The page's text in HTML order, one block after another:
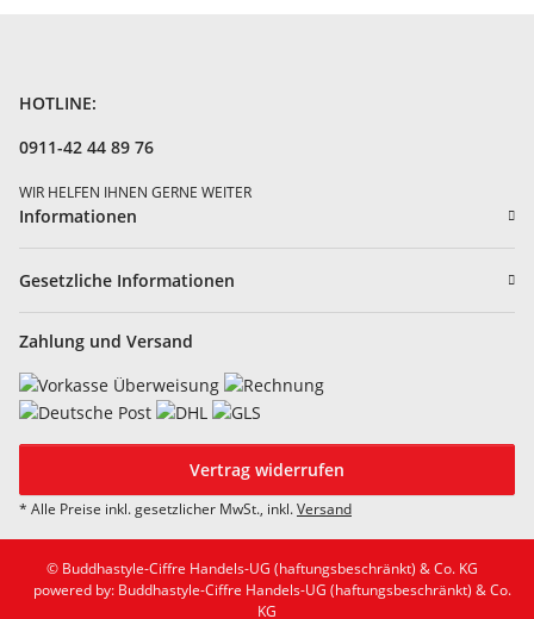
HOTLINE:
0911-42 44 89 76
WIR HELFEN IHNEN GERNE WEITER
Informationen
Gesetzliche Informationen
Zahlung und Versand
Vertrag widerrufen
* Alle Preise inkl. gesetzlicher MwSt., inkl.Versand
© Buddhastyle-Ciffre Handels-UG (haftungsbeschränkt) & Co. KG
powered by: Buddhastyle-Ciffre Handels-UG (haftungsbeschränkt) & Co.
KG